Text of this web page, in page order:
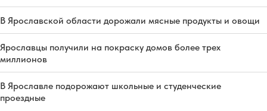
В Ярославской области дорожали мясные продукты и овощи
Ярославцы получили на покраску домов более трех
миллионов
В Ярославле подорожают школьные и студенческие
проездные